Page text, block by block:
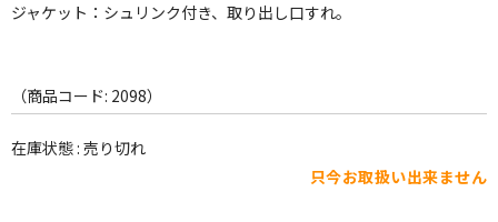
J-POP
FOLK,SSW
WORLD
ジャケット：シュリンク付き、取り出し口すれ。
（商品コード: 2098）
在庫状態 : 売り切れ
只今お取扱い出来ません